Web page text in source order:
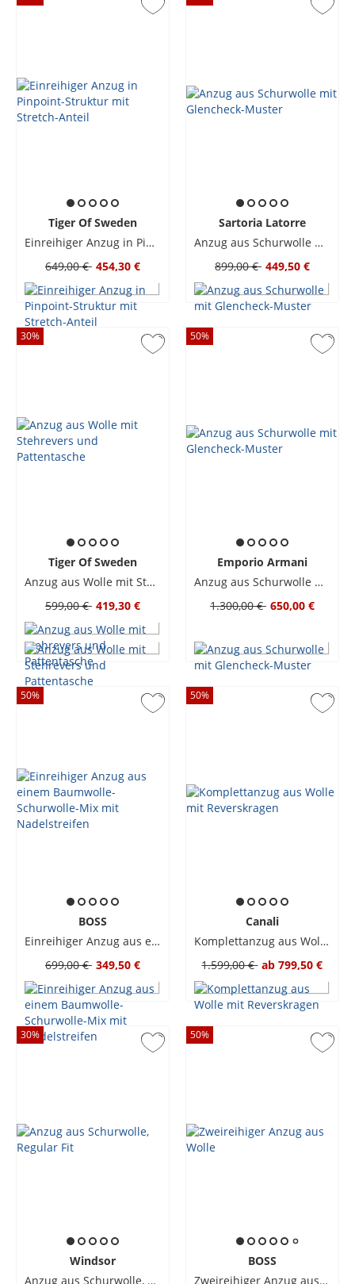
Tiger Of Sweden
Einreihiger Anzug in Pinpoint-Struktur mit Stretch-Anteil
649,00 € 454,30 €
Sartoria Latorre
Anzug aus Schurwolle mit Glencheck-Muster
899,00 € 449,50 €
30%
Tiger Of Sweden
Anzug aus Wolle mit Stehrevers und Pattentasche
599,00 € 419,30 €
50%
Emporio Armani
Anzug aus Schurwolle mit Glencheck-Muster
1.300,00 € 650,00 €
50%
BOSS
Einreihiger Anzug aus einem Baumwolle-Schurwolle-Mix mit Nadelstreifen
699,00 € 349,50 €
50%
Canali
Komplettanzug aus Wolle mit Reverskragen
1.599,00 € ab 799,50 €
30%
Windsor
Anzug aus Schurwolle, Regular Fit
50%
BOSS
Zweireihiger Anzug aus Wolle